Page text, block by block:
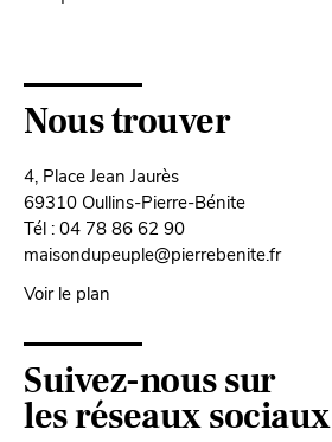
Nous trouver
4, Place Jean Jaurès
69310 Oullins-Pierre-Bénite
Tél : 04 78 86 62 90
maisondupeuple@pierrebenite.fr
Voir le plan
Suivez-nous sur
les réseaux sociaux